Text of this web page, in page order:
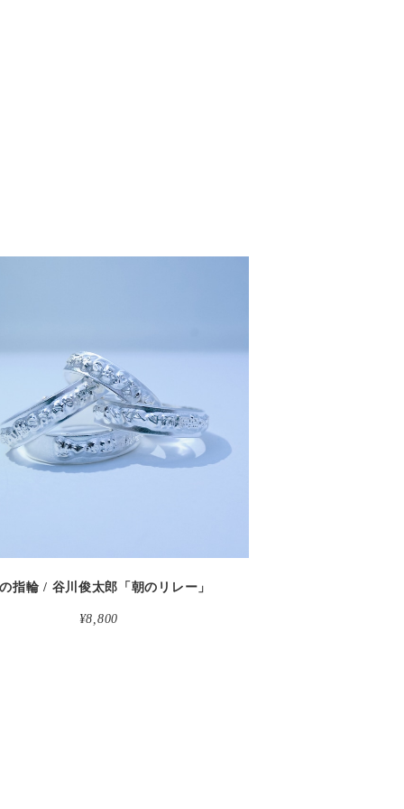
detail
指輪 / 谷川俊太郎「朝のリレー」
¥8,800